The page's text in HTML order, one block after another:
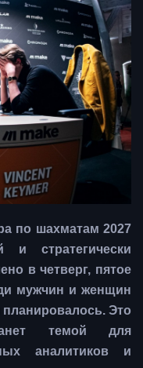
по шахматам 2027
и стратегически
в четверг, пятое
мужчин и женщин
Это
темой для
аналитиков и